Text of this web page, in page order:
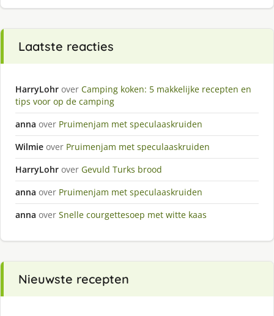
Laatste reacties
HarryLohr over Camping koken: 5 makkelijke recepten en
tips voor op de camping
anna over Pruimenjam met speculaaskruiden
Wilmie over Pruimenjam met speculaaskruiden
HarryLohr over Gevuld Turks brood
anna over Pruimenjam met speculaaskruiden
anna over Snelle courgettesoep met witte kaas
Nieuwste recepten